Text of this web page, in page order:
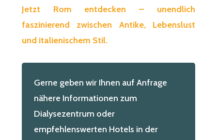
Jetzt Rom entdecken – unendlich
faszinierend zwischen Antike, Lebenslust
und italienischem Stil.
Gerne geben wir Ihnen auf Anfrage
nähere Informationen zum
Dialysezentrum oder
empfehlenswerten Hotels in der